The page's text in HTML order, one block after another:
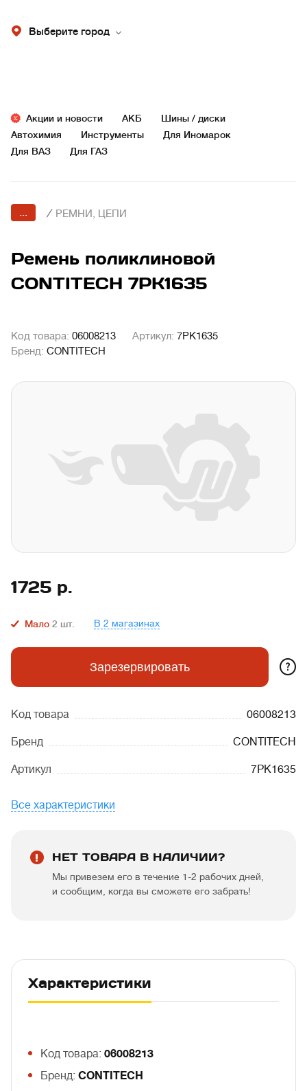
Выберите город
Акции и новости АКБ
Шины / диски
Автохимия
Инструменты
Для Иномарок
Для ВАЗ
Для ГАЗ
... / РЕМНИ, ЦЕПИ
Ремень поликлиновой
CONTITECH 7PK1635
Код товара: 06008213 Артикул: 7PK1635
Бренд: CONTITECH
1725 р.
Мало 2 шт. В 2 магазинах
Зарезервировать ?
Код товара 06008213
Бренд CONTITECH
Артикул 7PK1635
Все характеристики
НЕТ ТОВАРА В НАЛИЧИИ?
Мы привезем его в течение 1-2 рабочих дней,
и сообщим, когда вы сможете его забрать!
Характеристики
Код товара: 06008213
Бренд: CONTITECH